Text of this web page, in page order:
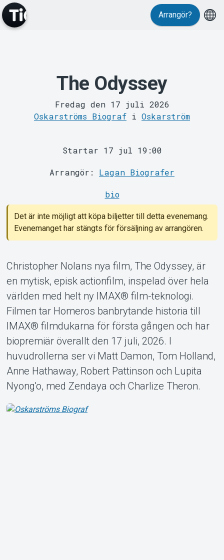
MyTickster
Support
Om Tickster
Arrangör?
The Odyssey
Fredag den 17 juli 2026
Oskarströms Biograf i Oskarström
Startar 17 jul 19:00
Arrangör: Lagan Biografer
bio
Det är inte möjligt att köpa biljetter till detta evenemang.
Evenemanget har stängts för försäljning av arrangören.
Christopher Nolans nya film, The Odyssey, är
en mytisk, episk actionfilm, inspelad över hela
världen med helt ny IMAX® film-teknologi.
Filmen tar Homeros banbrytande historia till
IMAX® filmdukarna för första gången och har
biopremiär överallt den 17 juli, 2026. I
huvudrollerna ser vi Matt Damon, Tom Holland,
Anne Hathaway, Robert Pattinson och Lupita
Nyong'o, med Zendaya och Charlize Theron.